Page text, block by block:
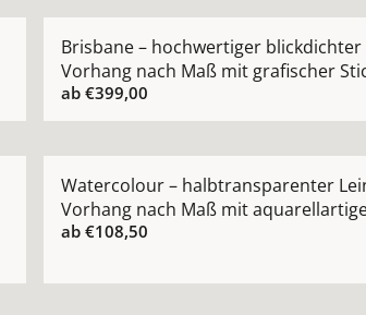
Brisbane – hochwertiger blickdichter
Vorhang nach Maß mit grafischer
ab€399,00
Watercolour – halbtransparenter
Vorhang nach Maß mit
ab€108,50